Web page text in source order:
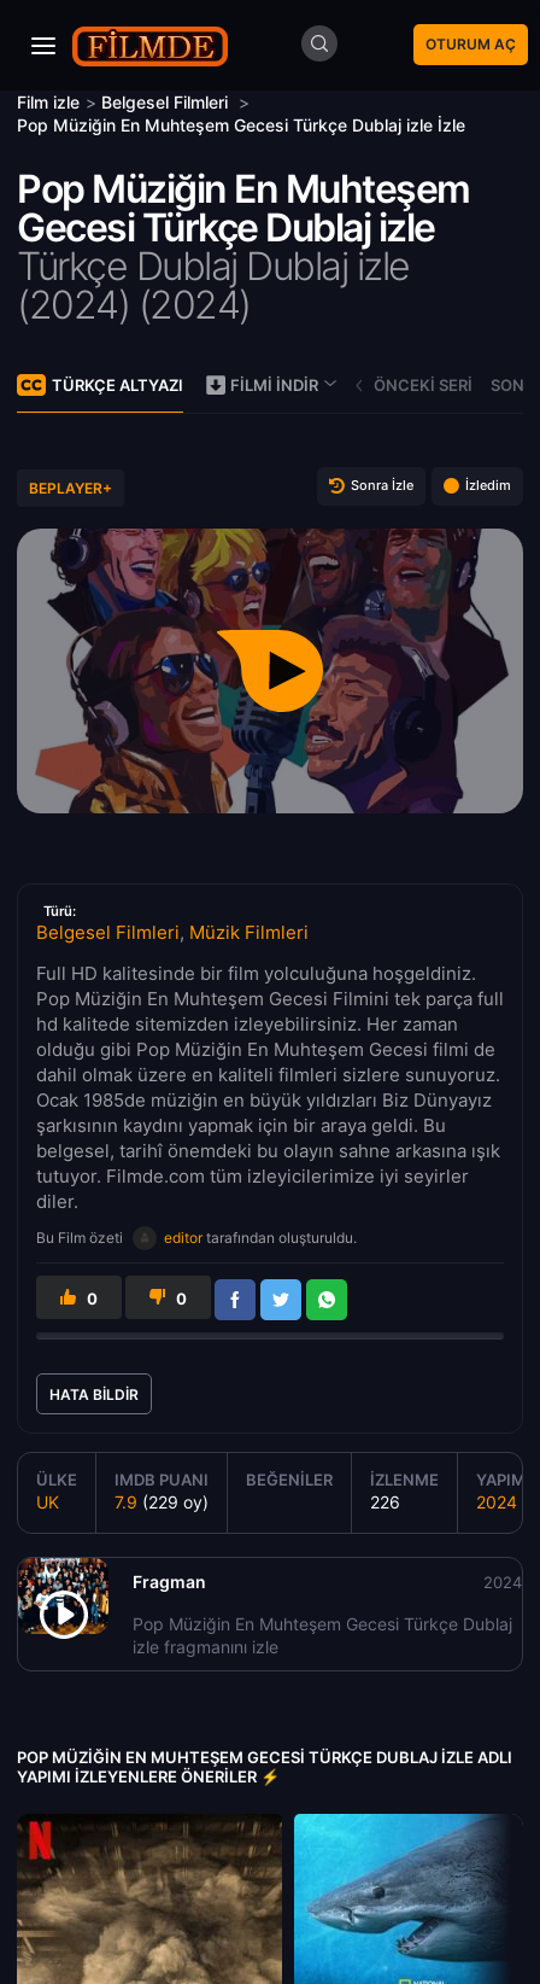
OTURUM AÇ
Film izle > Belgesel Filmleri >
Pop Müziğin En Muhteşem Gecesi Türkçe Dublaj izle İzle
Pop Müziğin En Muhteşem
Gecesi Türkçe Dublaj izle
Türkçe Dublaj Dublaj izle
(2024) (2024)
TÜRKÇE ALTYAZI FILMI İNDIR ÖNCEKI SERI
BEPLAYER+ Sonra İzle İzledim
Türü:
Belgesel Filmleri, Müzik Filmleri
Full HD kalitesinde bir film yolculuğuna hoşgeldiniz.
Pop Müziğin En Muhteşem Gecesi Filmini tek parça full
hd kalitede sitemizden izleyebilirsiniz. Her zaman
olduğu gibi Pop Müziğin En Muhteşem Gecesi filmi de
dahil olmak üzere en kaliteli filmleri sizlere sunuyoruz.
Ocak 1985de müziğin en büyük yıldızları Biz Dünyayız
şarkısının kaydını yapmak için bir araya geldi. Bu
belgesel, tarihî önemdeki bu olayın sahne arkasına ışık
tutuyor. Filmde.com tüm izleyicilerimize iyi seyirler
diler.
Bu Film özeti editortarafından oluşturuldu.
0 0
HATA BILDIR
ÜLKE
UK
IMDB PUANI
7.9 (229 oy)
BEĞENILER İZLENME
226
YAPIM
2024
Fragman
Pop Müziğin En Muhteşem Gecesi Türkçe Dublaj
izle fragmanını izle
2024
POP MÜZIĞIN EN MUHTEŞEM GECESI TÜRKÇE DUBLAJ IZLE ADLI
YAPIMI İZLEYENLERE ÖNERILER ⚡